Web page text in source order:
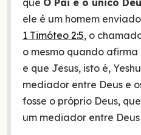
que O Pai é o único
ele é um homem
1 Timóteo 2:5, o
o mesmo quando afirma
e que Jesus, isto é,
mediador entre Deus e
fosse o próprio Deus,
um mediador entre Deus